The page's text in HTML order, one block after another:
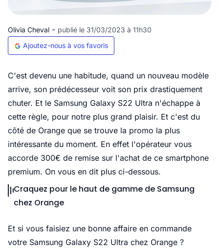
Olivia Cheval - publié le 31/03/2023 à 11h30
Ajoutez-nous à vos favoris
C'est devenu une habitude, quand un nouveau modèle
arrive, son prédécesseur voit son prix drastiquement
chuter. Et le Samsung Galaxy S22 Ultra n'échappe à
cette règle, pour notre plus grand plaisir. Et c'est du
côté de Orange que se trouve la promo la plus
intéressante du moment. En effet l'opérateur vous
accorde 300€ de remise sur l'achat de ce smartphone
premium. On vous en dit plus ci-dessous.
Craquez pour le haut de gamme de Samsung
chez Orange
Et si vous faisiez une bonne affaire en commande
votre Samsung Galaxy S22 Ultra chez Orange ?